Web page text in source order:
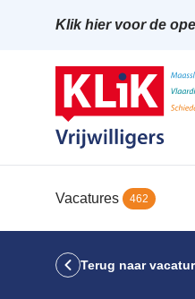
Klik hier voor de
Vacatures 462
Terug naar